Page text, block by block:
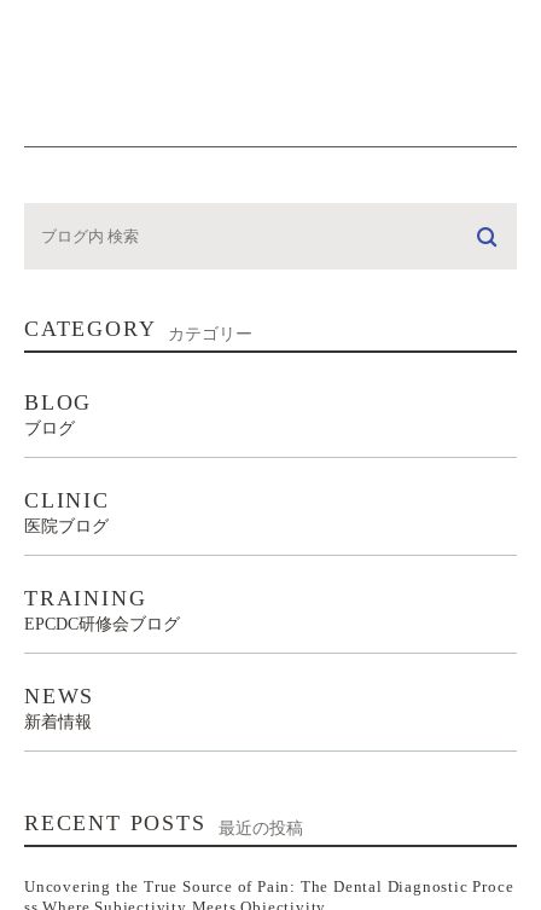
CATEGORY カテゴリー
BLOG
ブログ
CLINIC
医院ブログ
TRAINING
EPCDC研修会ブログ
NEWS
新着情報
RECENT POSTS 最近の投稿
Uncovering the True Source of Pain: The Dental Diagnostic Proce